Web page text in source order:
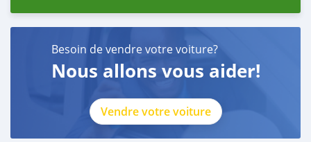
Besoin de vendre votre voiture?
Nous allons vous aider!
Vendre votre voiture